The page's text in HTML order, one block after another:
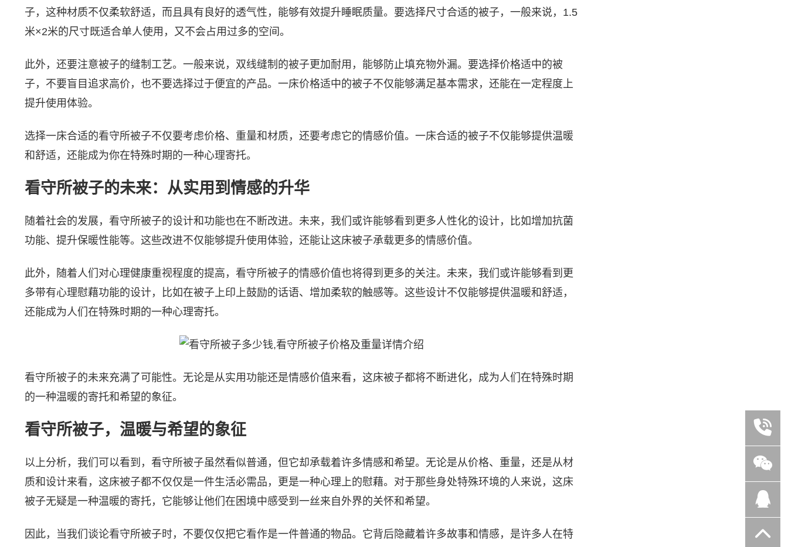
子，这种材质不仅柔软舒适，而且具有良好的透气性，能够有效提升睡眠质量。要选择尺寸合适的被子，一般来说，1.5
米×2米的尺寸既适合单人使用，又不会占用过多的空间。
此外，还要注意被子的缝制工艺。一般来说，双线缝制的被子更加耐用，能够防止填充物外漏。要选择价格适中的被
子，不要盲目追求高价，也不要选择过于便宜的产品。一床价格适中的被子不仅能够满足基本需求，还能在一定程度上
提升使用体验。
选择一床合适的看守所被子不仅要考虑价格、重量和材质，还要考虑它的情感价值。一床合适的被子不仅能够提供温暖
和舒适，还能成为你在特殊时期的一种心理寄托。
看守所被子的未来：从实用到情感的升华
随着社会的发展，看守所被子的设计和功能也在不断改进。未来，我们或许能够看到更多人性化的设计，比如增加抗菌
功能、提升保暖性能等。这些改进不仅能够提升使用体验，还能让这床被子承载更多的情感价值。
此外，随着人们对心理健康重视程度的提高，看守所被子的情感价值也将得到更多的关注。未来，我们或许能够看到更
多带有心理慰藉功能的设计，比如在被子上印上鼓励的话语、增加柔软的触感等。这些设计不仅能够提供温暖和舒适，
还能成为人们在特殊时期的一种心理寄托。
看守所被子的未来充满了可能性。无论是从实用功能还是情感价值来看，这床被子都将不断进化，成为人们在特殊时期
的一种温暖的寄托和希望的象征。
看守所被子，温暖与希望的象征
以上分析，我们可以看到，看守所被子虽然看似普通，但它却承载着许多情感和希望。无论是从价格、重量，还是从材
质和设计来看，这床被子都不仅仅是一件生活必需品，更是一种心理上的慰藉。对于那些身处特殊环境的人来说，这床
被子无疑是一种温暖的寄托，它能够让他们在困境中感受到一丝来自外界的关怀和希望。
因此，当我们谈论看守所被子时，不要仅仅把它看作是一件普通的物品。它背后隐藏着许多故事和情感，是许多人在特